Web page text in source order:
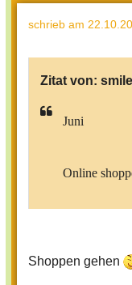
schrieb am
Zitat von:
Juni
Online
Shoppen gehen